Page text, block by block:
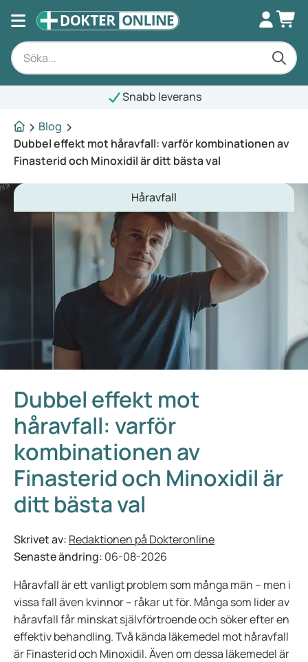
Snabb leverans
Blog
Dubbel effekt mot håravfall: varför kombinationen av
Finasterid och Minoxidil är ditt bästa val
Håravfall
Dubbel effekt mot
håravfall: varför
kombinationen av
Finasterid och Minoxidil är
ditt bästa val
Skrivet av: Redaktionen på Dokteronline
Senaste ändring: 06-08-2026
Håravfall är ett vanligt problem som många män – men i
vissa fall även kvinnor – råkar ut för. Många som lider av
håravfall får minskat självförtroende och söker efter en
effektiv behandling. Två kända läkemedel mot håravfall
är Finasterid och Minoxidil. Även om dessa läkemedel är